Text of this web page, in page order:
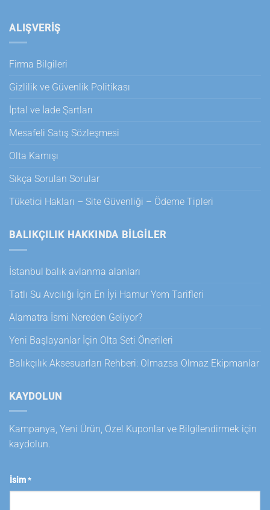
ALIŞVERİŞ
Firma Bilgileri
Gizlilik ve Güvenlik Politikası
İptal ve İade Şartları
Mesafeli Satış Sözleşmesi
Olta Kamışı
Sıkça Sorulan Sorular
Tüketici Hakları – Site Güvenliği – Ödeme Tipleri
BALIKÇILIK HAKKINDA BILGILER
İstanbul balık avlanma alanları
Tatlı Su Avcılığı İçin En İyi Hamur Yem Tarifleri
Alamatra İsmi Nereden Geliyor?
Yeni Başlayanlar İçin Olta Seti Önerileri
Balıkçılık Aksesuarları Rehberi: Olmazsa Olmaz Ekipmanlar
KAYDOLUN
Kampanya, Yeni Ürün, Özel Kuponlar ve Bilgilendirmek için
kaydolun.
İsim*